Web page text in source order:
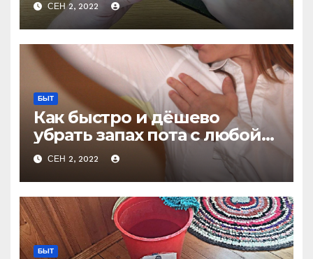
СЕН 2, 2022
БЫТ
Как быстро и дёшево
убрать запах пота с любой
одежды не стирая
СЕН 2, 2022
БЫТ